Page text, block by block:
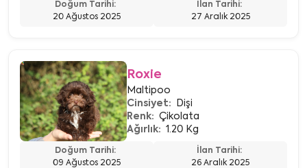
Doğum Tarihi:
20 Ağustos 2025
İlan Tarihi:
27 Aralık 2025
Roxie
Maltipoo
Cinsiyet:
Dişi
Renk: Çikolata
Ağırlık: 1.20 Kg
Doğum Tarihi:
09 Ağustos 2025
İlan Tarihi:
26 Aralık 2025